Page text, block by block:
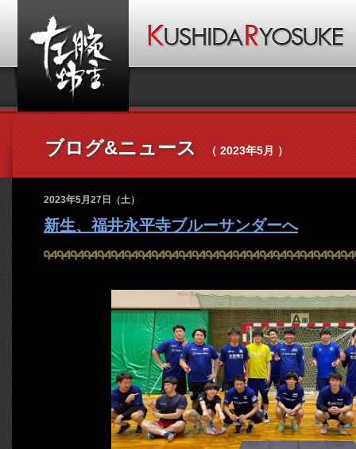
ブログ&ニュース （ 2023年5月 ）
2023年5月27日（土）
新生、福井永平寺ブルーサンダーへ